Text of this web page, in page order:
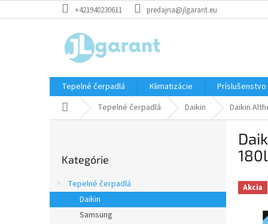
na
+421940230611 predajna@jlgarant.eu
Tepelné čerpadlá Klimatizácie
Príslušenstvo
Domov Tepelné čerpadlá Daikin Daikin
p
a
kategórie
Kategórie
Tepelné čerpadlá
Daikin
Samsung
Akcia